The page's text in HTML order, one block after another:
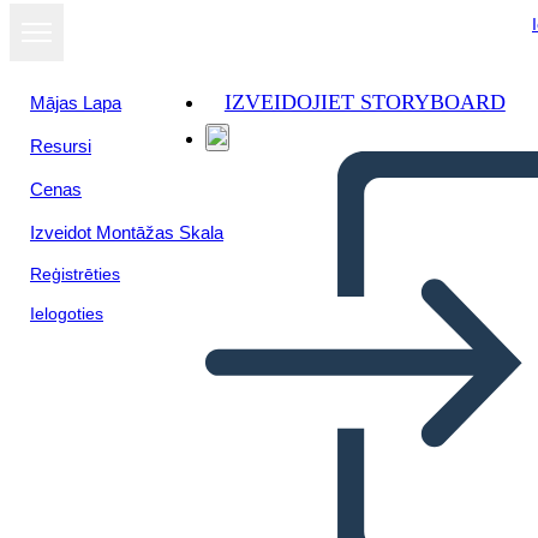
Mājas Lapa
Resursi
Cenas
Izveidot Montāžas Skala
Reģistrēties
Ielogoties
IZVEIDOJIET STORYBOARD
Skatīt kā
slaidrādi